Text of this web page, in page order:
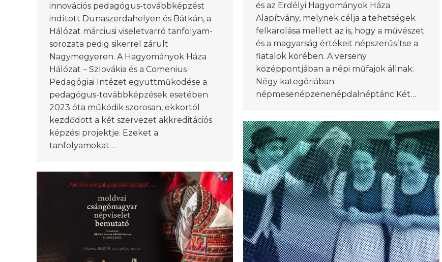
innovációs pedagógus-továbbképzést
indított Dunaszerdahelyen és Bátkán, a
Hálózat márciusi viseletvarró tanfolyam-
sorozata pedig sikerrel zárult
Nagymegyeren. A Hagyományok Háza
Hálózat – Szlovákia és a Comenius
Pedagógiai Intézet együttműködése a
pedagógus-továbbképzések esetében
2023 óta működik szorosan, ekkortól
kezdődött a két szervezet akkreditációs
képzési projektje. Ezeket a
tanfolyamokat…
és az Erdélyi Hagyományok Háza
Alapítvány, melynek célja a tehetségek
felkarolása mellett az is, hogy a művészet
és a magyarság értékeit népszerűsítse a
fiatalok körében. A verseny
középpontjában a népi műfajok állnak.
Négy kategóriában:
népmesenépzenenépdalnéptánc Két…